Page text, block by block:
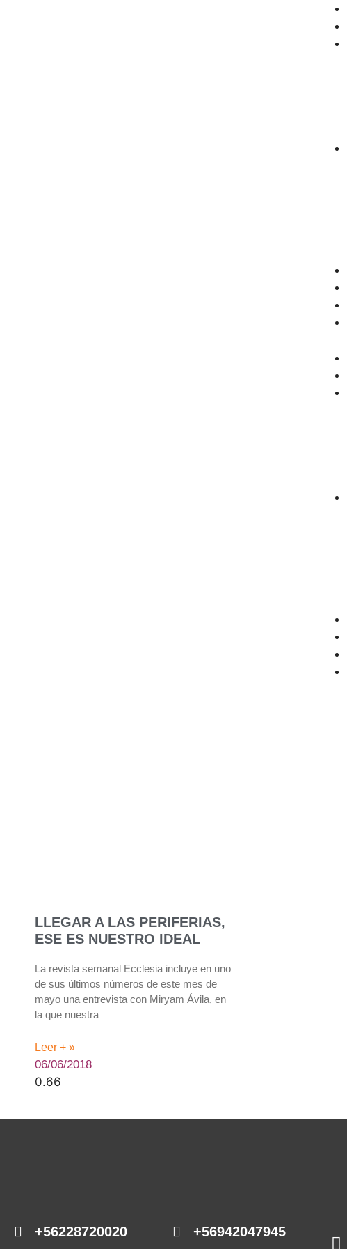
LLEGAR A LAS PERIFERIAS,
ESE ES NUESTRO IDEAL
La revista semanal Ecclesia incluye en uno
de sus últimos números de este mes de
mayo una entrevista con Miryam Ávila, en
la que nuestra
Leer + »
06/06/2018
+56228720020 +56942047945